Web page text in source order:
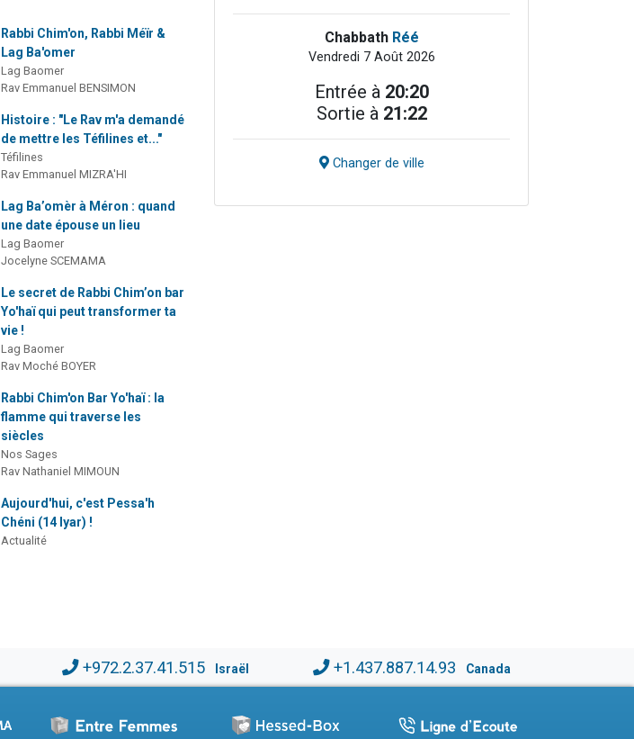
Rabbi Chim'on, Rabbi Méïr &
Lag Ba'omer
Lag Baomer
Rav Emmanuel BENSIMON
Histoire : "Le Rav m'a demandé
de mettre les Téfilines et..."
Téfilines
Rav Emmanuel MIZRA'HI
Lag Ba’omèr à Méron : quand
une date épouse un lieu
Lag Baomer
Jocelyne SCEMAMA
Le secret de Rabbi Chim’on bar
Yo'haï qui peut transformer ta
vie !
Lag Baomer
Rav Moché BOYER
Rabbi Chim'on Bar Yo'haï : la
flamme qui traverse les
siècles
Nos Sages
Rav Nathaniel MIMOUN
Aujourd'hui, c'est Pessa'h
Chéni (14 Iyar) !
Actualité
Chabbath Réé
Vendredi 7 Août 2026
Entrée à 20:20
Sortie à 21:22
Changer de ville
+972.2.37.41.515 Israël +1.437.887.14.93 Canada